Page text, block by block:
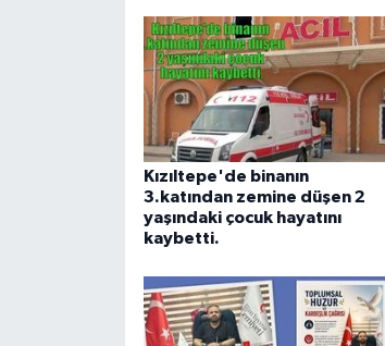
Kızıltepe'de binanın
3.katından zemine düşen 2
yaşındaki çocuk hayatını
kaybetti.